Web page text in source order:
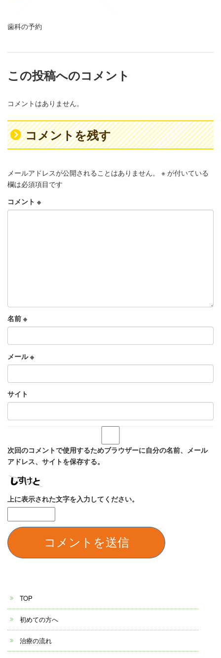
歯科の予約
この投稿へのコメント
コメントはありません。
コメントを残す
メールアドレスが公開されることはありません。 ※ が付いている
欄は必須項目です
コメント ※
名前 ※
メール※
サイト
次回のコメントで使用するためブラウザーに自分の名前、メール
アドレス、サイトを保存する。
上に表示された文字を入力してください。
TOP
初めての方へ
治療の流れ